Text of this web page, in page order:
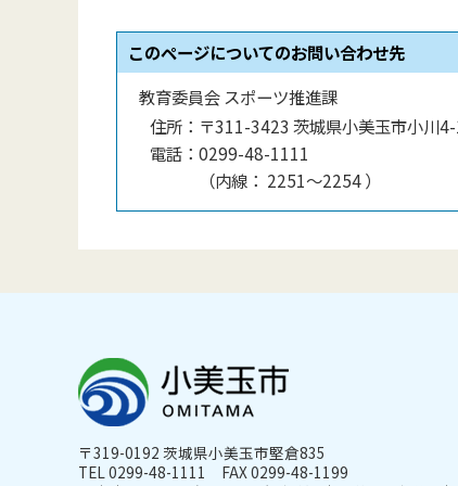
このページについてのお問い合わせ先
教育委員会 スポーツ推進課
住所： 〒311-3423 茨城県小美玉市小川
電話： 0299-48-1111
（内線 ： 2251～2254）
〒319-0192 茨城県小美玉市堅倉835
TEL 0299-48-1111 FAX 0299-48-1199